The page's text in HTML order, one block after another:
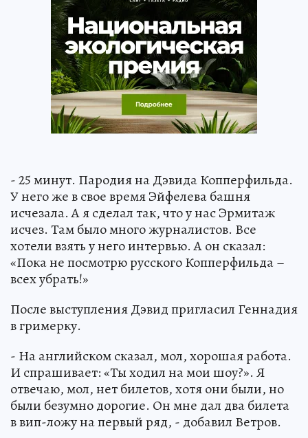
- 25 минут. Пародия на Дэвида Копперфильда.
У него же в свое время Эйфелева башня
исчезала. А я сделал так, что у нас Эрмитаж
исчез. Там было много журналистов. Все
хотели взять у него интервью. А он сказал:
«Пока не посмотрю русского Копперфильда –
всех убрать!»
После выступления Дэвид пригласил Геннадия
в гримерку.
- На английском сказал, мол, хорошая работа.
И спрашивает: «Ты ходил на мои шоу?». Я
отвечаю, мол, нет билетов, хотя они были, но
были безумно дорогие. Он мне дал два билета
в вип-ложу на первый ряд, - добавил Ветров.